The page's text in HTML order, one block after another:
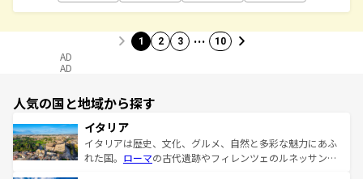
1 2 3 … 10
AD
AD
人気の国と地域から探す
イタリア
イタリアは歴史、文化、グルメ、自然と多彩な魅力にあふ
れた国。 ローマの古代遺跡やフィレンツェのルネッサンス